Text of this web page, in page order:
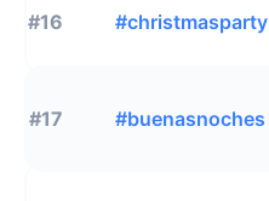
#16 #christmasparty
#17 #buenasnoches